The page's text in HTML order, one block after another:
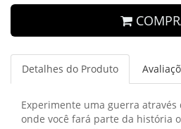
Detalhes do Produto
Experimente uma guerra através
onde você fará parte da história